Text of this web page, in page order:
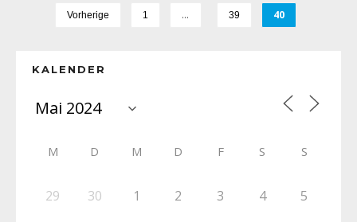
Vorherige 1 … 39 40
KALENDER
M D M D F S S
29 30 1 2 3 4 5